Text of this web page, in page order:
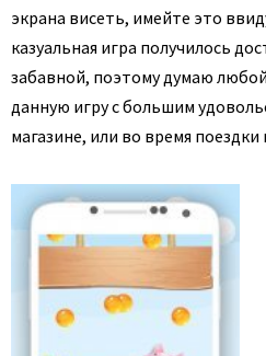
экрана висеть, имейте это
казуальная игра получилось
забавной, поэтому думаю
данную игру с большим
магазине, или во время поездки